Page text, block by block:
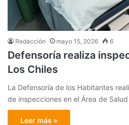
Redacción mayo 15, 2026 6
Defensoría realiza
Los Chiles
La Defensoría de los Habitantes
de inspecciones en el Área de
Leer más »